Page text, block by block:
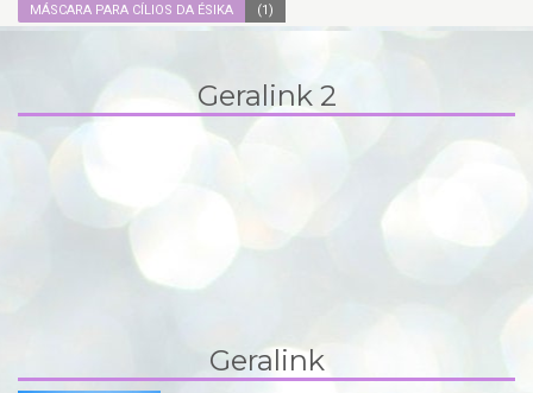
MÁSCARA PARA CÍLIOS DA ÉSIKA (1)
Geralink 2
Geralink